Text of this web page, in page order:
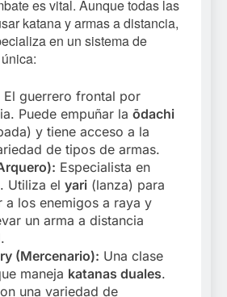
es vital. Aunque todas las
katana y armas a distancia,
en un sistema de
El guerrero frontal por
Puede empuñar la ōdachi
y tiene acceso a la
de tipos de armas.
Especialista en
Utiliza el yari (lanza) para
a los enemigos a raya y
un arma a distancia
(Mercenario): Una clase
maneja katanas duales.
una variedad de